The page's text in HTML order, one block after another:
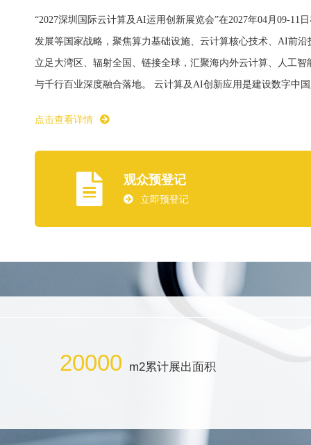
“2027深圳国际云计算及AI运用创新展览会”在2027年04月09-
发展等国家战略，聚焦算力基础设施、云计算核心技术、AI前
立足大湾区、辐射全国、链接全球，汇聚海内外云计算、人工
与千行百业深度融合落地。 云计算及AI创新应用是建设数字中
点击查看详情
观众预登记
立即预登记
20000 m2累计展出面积